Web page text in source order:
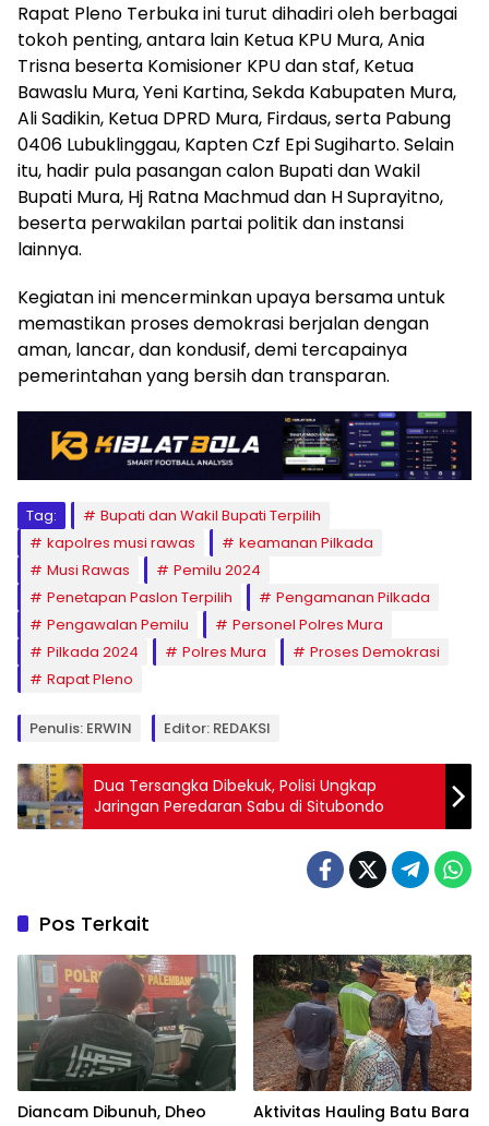
Rapat Pleno Terbuka ini turut dihadiri oleh berbagai
tokoh penting, antara lain Ketua KPU Mura, Ania
Trisna beserta Komisioner KPU dan staf, Ketua
Bawaslu Mura, Yeni Kartina, Sekda Kabupaten Mura,
Ali Sadikin, Ketua DPRD Mura, Firdaus, serta Pabung
0406 Lubuklinggau, Kapten Czf Epi Sugiharto. Selain
itu, hadir pula pasangan calon Bupati dan Wakil
Bupati Mura, Hj Ratna Machmud dan H Suprayitno,
beserta perwakilan partai politik dan instansi
lainnya.
Kegiatan ini mencerminkan upaya bersama untuk
memastikan proses demokrasi berjalan dengan
aman, lancar, dan kondusif, demi tercapainya
pemerintahan yang bersih dan transparan.
Tag:
Bupati dan Wakil Bupati Terpilih
kapolres musi rawas
keamanan Pilkada
Musi Rawas
Pemilu 2024
Penetapan Paslon Terpilih
Pengamanan Pilkada
Pengawalan Pemilu
Personel Polres Mura
Pilkada 2024
Polres Mura
Proses Demokrasi
Rapat Pleno
Penulis: ERWIN Editor: REDAKSI
Dua Tersangka Dibekuk, Polisi Ungkap
Jaringan Peredaran Sabu di Situbondo
Pos Terkait
Diancam Dibunuh, Dheo
Aktivitas Hauling Batu Bara